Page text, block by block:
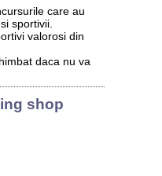
care au
sportivii.
valorosi din
daca nu va
shop